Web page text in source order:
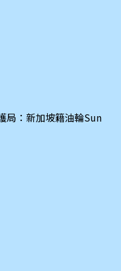
局：新加坡籍油輪Sun